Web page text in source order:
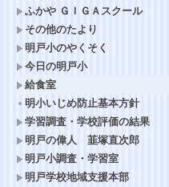
ふかや ＧＩＧＡスクール
その他のたより
明戸小のやくそく
今日の明戸小
給食室
明小いじめ防止基本方針
学習調査・学校評価の結果
明戸の偉人 韮塚直次郎
明戸小調査・学習室
明戸学校地域支援本部